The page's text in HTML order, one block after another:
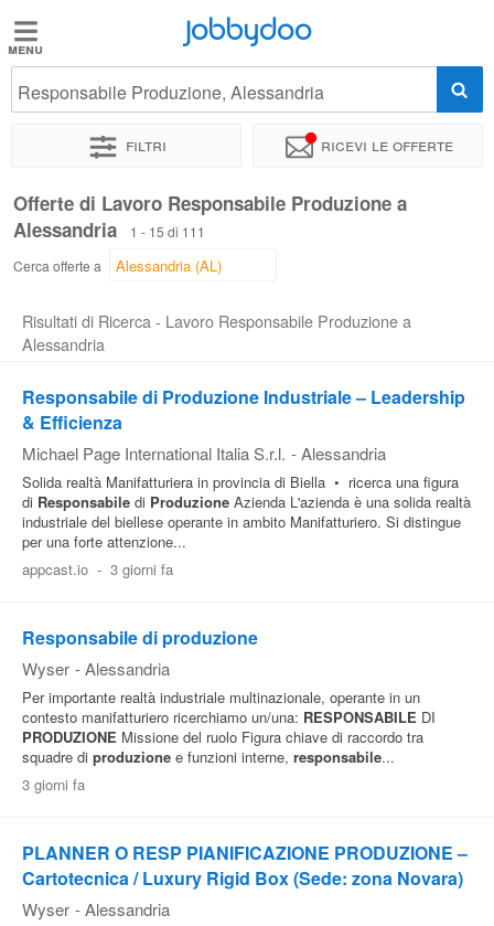
Jobbydoo
Offerte
Stipendi
professioni
Blog
Pubblica
Offerte
Area
Aziende
Jobbydoo
Responsabile Produzione, Alessandria
Filtri Ricevi le offerte
Offerte di Lavoro Responsabile Produzione a
Alessandria
1 - 15 di 111
Cerca offerte a
Risultati di Ricerca - Lavoro Responsabile Produzione a
Alessandria
Responsabile di Produzione Industriale – Leadership
& Efficienza
Michael Page International Italia S.r.l. - Alessandria
Solida realtà Manifatturiera in provincia di Biella • ricerca una figura
di Responsabile di Produzione Azienda L'azienda è una solida realtà
industriale del biellese operante in ambito Manifatturiero. Si distingue
per una forte attenzione...
appcast.io - 3 giorni fa
Responsabile di produzione
Wyser - Alessandria
Per importante realtà industriale multinazionale, operante in un
contesto manifatturiero ricerchiamo un/una: RESPONSABILE DI
PRODUZIONE Missione del ruolo Figura chiave di raccordo tra
squadre di produzione e funzioni interne, responsabile...
3 giorni fa
PLANNER O RESP PIANIFICAZIONE PRODUZIONE –
Cartotecnica / Luxury Rigid Box (Sede: zona Novara)
Wyser - Alessandria